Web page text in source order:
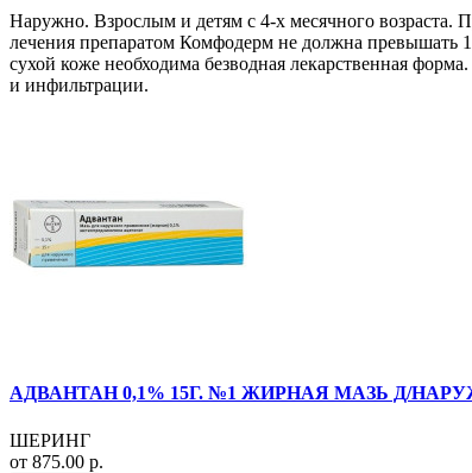
Наружно. Взрослым и детям с 4-х месячного возраста.
лечения препаратом Комфодерм не должна превышать
сухой коже необходима безводная лекарственная
и инфильтрации.
АДВАНТАН 0,1% 15Г. №1 ЖИРНАЯ МАЗЬ Д/
ШЕРИНГ
от 875.00 р.